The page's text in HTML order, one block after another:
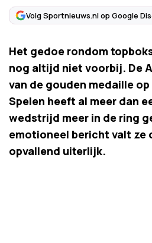
Volg Sportnieuws.nl op Google
Het gedoe rondom
nog altijd niet voorbij. De
van de gouden medaille
Spelen heeft al meer dan
wedstrijd meer in de ring
emotioneel bericht valt ze
opvallend uiterlijk.